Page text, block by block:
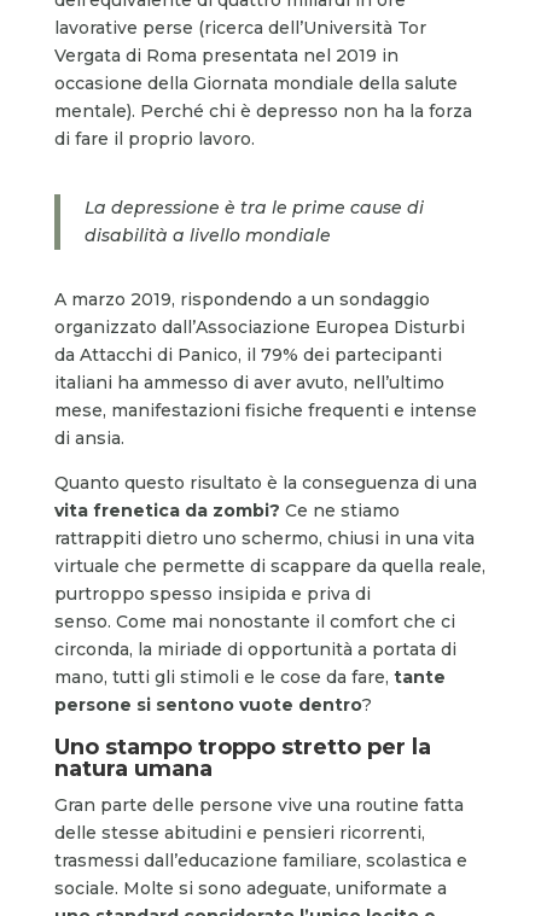
lavorative perse (ricerca dell’Università Tor
Vergata di Roma presentata nel 2019 in
occasione della Giornata mondiale della salute
mentale). Perché chi è depresso non ha la forza
di fare il proprio lavoro.
La depressione è tra le prime cause di
disabilità a livello mondiale
A marzo 2019, rispondendo a un sondaggio
organizzato dall’Associazione Europea Disturbi
da Attacchi di Panico, il 79% dei partecipanti
italiani ha ammesso di aver avuto, nell’ultimo
mese, manifestazioni fisiche frequenti e intense
di ansia.
Quanto questo risultato è la conseguenza di una
vita frenetica da zombi? Ce ne stiamo
rattrappiti dietro uno schermo, chiusi in una vita
virtuale che permette di scappare da quella reale,
purtroppo spesso insipida e priva di
senso. Come mai nonostante il comfort che ci
circonda, la miriade di opportunità a portata di
mano, tutti gli stimoli e le cose da fare, tante
persone si sentono vuote dentro?
Uno stampo troppo stretto per la
natura umana
Gran parte delle persone vive una routine fatta
delle stesse abitudini e pensieri ricorrenti,
trasmessi dall’educazione familiare, scolastica e
sociale. Molte si sono adeguate, uniformate a